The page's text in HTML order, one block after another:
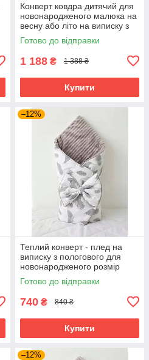
Конверт ковдра дитячий для
новонародженого малюка на
весну або літо на виписку з
пологового будинку та
прогулянок 80х80 см зі
Готово до відправки
1 188 ₴ 1 388 ₴
Купити
–12%
Теплий конверт - плед на
виписку з пологового для
новонародженого розмір
90х80 см BST пір'я
Готово до відправки
740 ₴ 840 ₴
Купити
–12%